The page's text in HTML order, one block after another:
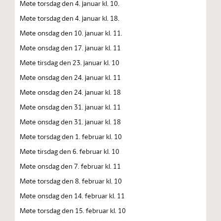
Møte torsdag den 4. januar kl. 10.
Møte torsdag den 4. januar kl. 18.
Møte onsdag den 10. januar kl. 11.
Møte onsdag den 17. januar kl. 11
Møte tirsdag den 23. januar kl. 10
Møte onsdag den 24. januar kl. 11
Møte onsdag den 24. januar kl. 18
Møte onsdag den 31. januar kl. 11
Møte onsdag den 31. januar kl. 18
Møte torsdag den 1. februar kl. 10
Møte tirsdag den 6. februar kl. 10
Møte onsdag den 7. februar kl. 11
Møte torsdag den 8. februar kl. 10
Møte onsdag den 14. februar kl. 11
Møte torsdag den 15. februar kl. 10